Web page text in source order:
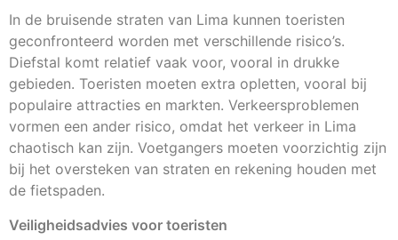
In de bruisende straten van Lima kunnen toeristen
geconfronteerd worden met verschillende risico’s.
Diefstal komt relatief vaak voor, vooral in drukke
gebieden. Toeristen moeten extra opletten, vooral bij
populaire attracties en markten. Verkeersproblemen
vormen een ander risico, omdat het verkeer in Lima
chaotisch kan zijn. Voetgangers moeten voorzichtig zijn
bij het oversteken van straten en rekening houden met
de fietspaden.
Veiligheidsadvies voor toeristen